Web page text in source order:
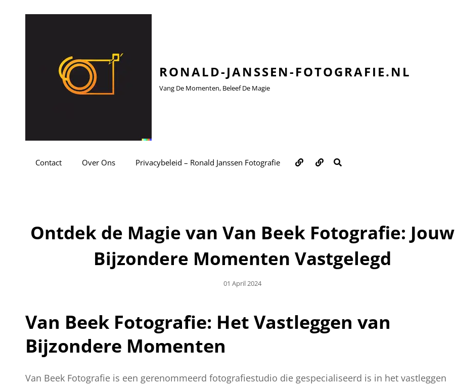
RONALD-JANSSEN-FOTOGRAFIE.NL
Vang De Momenten, Beleef De Magie
Contact Over Ons Privacybeleid – Ronald Janssen Fotografie Over
ons
Contact
Ontdek de Magie van Van Beek Fotografie: Jouw
Bijzondere Momenten Vastgelegd
Geplaatst
01 April 2024
Van Beek Fotografie: Het Vastleggen van
Bijzondere Momenten
Van Beek Fotografie is een gerenommeerd fotografiestudio die gespecialiseerd is in het vastleggen